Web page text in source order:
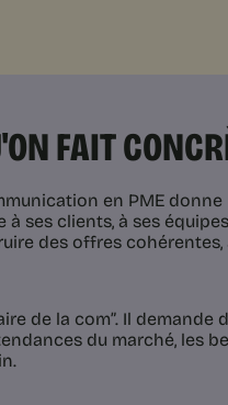
FAIT
en PME
ses clients, à ses
des offres
de la com”. Il demande
du marché, les